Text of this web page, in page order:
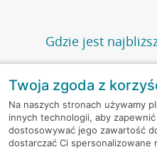
Gdzie jest
Jeśli szukasz oddziału
stronę
Placówki i bankomaty
wygodna wyszukiwarka.
Alternatywnie, możesz
oddziałów.
Gdzie znajdę
Twoja zgoda z
Na naszych stronach używamy
innych technologii, aby
dostosowywać jego zawartość
dostarczać Ci spersonalizowane